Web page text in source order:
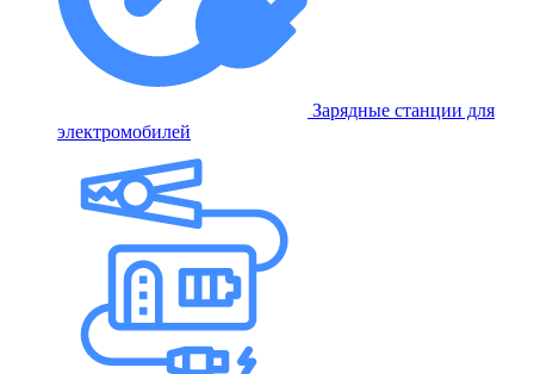
Зарядные станции для
электромобилей